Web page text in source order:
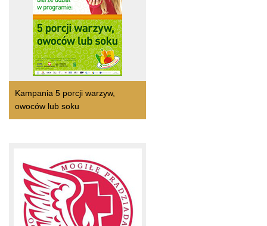
Kampania 5 porcji warzyw,
owoców lub soku